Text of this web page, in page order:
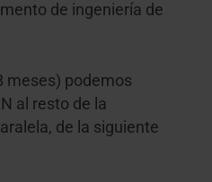
de ingeniería de
meses) podemos
al resto de la
de la siguiente